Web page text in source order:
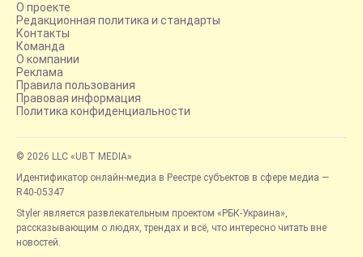
О проекте
Редакционная политика и стандарты
Контакты
Команда
О компании
Реклама
Правила пользования
Правовая информация
Политика конфиденциальности
© 2026 LLC «UBT MEDIA»
Идентификатор онлайн-медиа в Реестре субъектов в сфере медиа —
R40-05347
Styler является развлекательным проектом «РБК-Украина»,
рассказывающим о людях, трендах и всё, что интересно читать вне
новостей.